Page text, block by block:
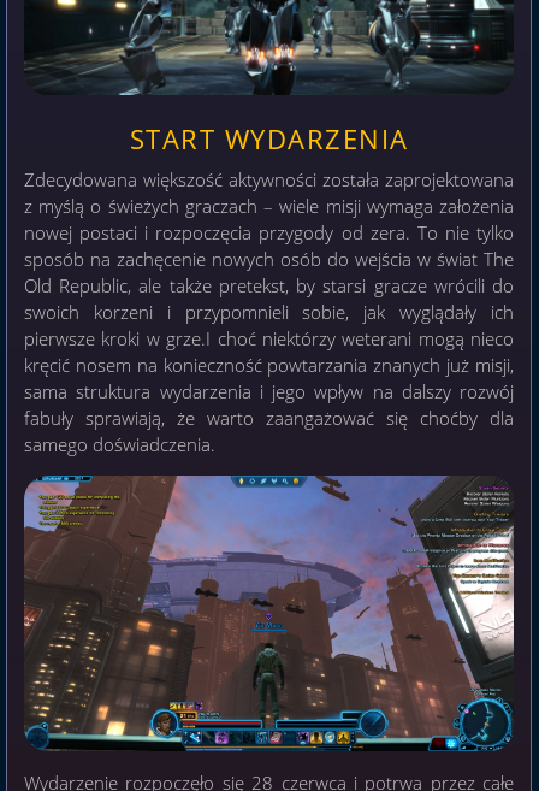
START WYDARZENIA
Zdecydowana większość aktywności została zaprojektowana
z myślą o świeżych graczach – wiele misji wymaga założenia
nowej postaci i rozpoczęcia przygody od zera. To nie tylko
sposób na zachęcenie nowych osób do wejścia w świat The
Old Republic, ale także pretekst, by starsi gracze wrócili do
swoich korzeni i przypomnieli sobie, jak wyglądały ich
pierwsze kroki w grze.I choć niektórzy weterani mogą nieco
kręcić nosem na konieczność powtarzania znanych już misji,
sama struktura wydarzenia i jego wpływ na dalszy rozwój
fabuły sprawiają, że warto zaangażować się choćby dla
samego doświadczenia.
Wydarzenie rozpoczęło się 28 czerwca i potrwa przez całe